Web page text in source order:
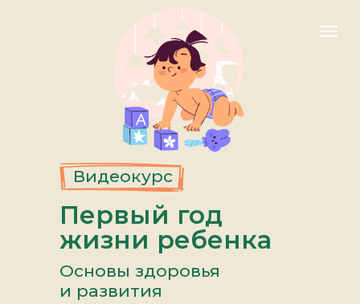
Первый год
жизни ребенка
Видеокурс
Основы здоровья
и развития